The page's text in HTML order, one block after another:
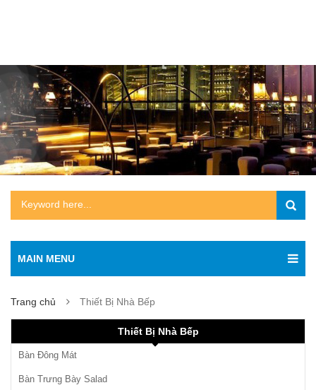
MAIN MENU
Trang chủ Thiết Bị Nhà Bếp
Thiết Bị Nhà Bếp
Bàn Đông Mát
Bàn Trưng Bày Salad